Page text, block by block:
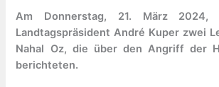
Am Donnerstag, 21. März 2024,
Landtagspräsident André Kuper zwei
Nahal Oz, die über den Angriff der
berichteten.